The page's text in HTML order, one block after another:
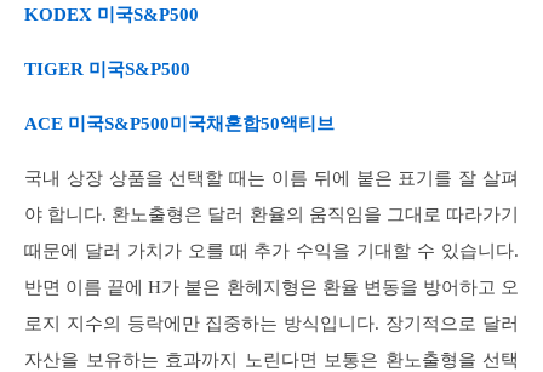
KODEX 미국S&P500
TIGER 미국S&P500
ACE 미국S&P500미국채혼합50액티브
국내 상장 상품을 선택할 때는 이름 뒤에 붙은 표기를 잘 살펴
야 합니다. 환노출형은 달러 환율의 움직임을 그대로 따라가기
때문에 달러 가치가 오를 때 추가 수익을 기대할 수 있습니다.
반면 이름 끝에 H가 붙은 환헤지형은 환율 변동을 방어하고 오
로지 지수의 등락에만 집중하는 방식입니다. 장기적으로 달러
자산을 보유하는 효과까지 노린다면 보통은 환노출형을 선택